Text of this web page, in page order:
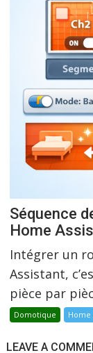
Séquence
Home
Intégrer un
Assistant,
pièce par
Domotique Home
LEAVE A